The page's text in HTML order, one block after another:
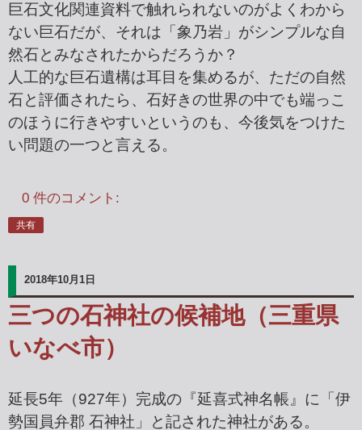
巨石文化関連資料で触れられないのがよくわから
ない巨石だが、それは「象乃岩」がシンプルな自
然石とみなされたからだろうか？
人工的な巨石遺構は耳目を集めるが、ただの自然
石と評価されたら、石好きの世界の中でも端っこ
のほうに行きやすいというのも、今後気をつけた
い問題の一つと言える。
0 件のコメント:
共有
2018年10月1日
三つの石神社の候補地（三重県
いなべ市）
延長5年（927年）完成の『延喜式神名帳』に「伊
勢国員弁郡 石神社」と記された神社がある。